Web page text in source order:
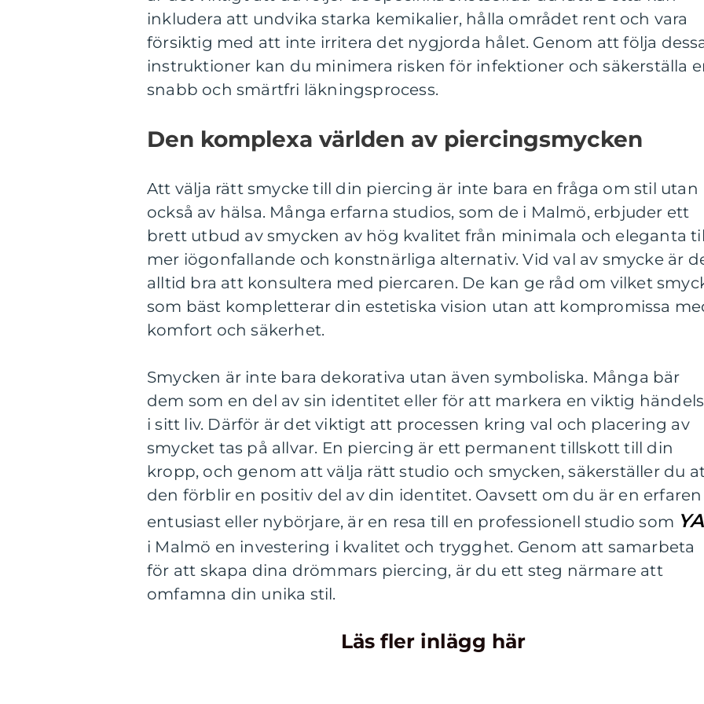
inkludera att undvika starka kemikalier, hålla området rent och vara
försiktig med att inte irritera det nygjorda hålet. Genom att följa
instruktioner kan du minimera risken för infektioner och säkerställa
snabb och smärtfri läkningsprocess.
Den komplexa världen av piercingsmycken
Att välja rätt smycke till din piercing är inte bara en fråga om stil utan
också av hälsa. Många erfarna studios, som de i Malmö, erbjuder ett
brett utbud av smycken av hög kvalitet från minimala och eleganta
mer iögonfallande och konstnärliga alternativ. Vid val av smycke är
alltid bra att konsultera med piercaren. De kan ge råd om vilket
som bäst kompletterar din estetiska vision utan att kompromissa
komfort och säkerhet.
Smycken är inte bara dekorativa utan även symboliska. Många bär
dem som en del av sin identitet eller för att markera en viktig
i sitt liv. Därför är det viktigt att processen kring val och placering av
smycket tas på allvar. En piercing är ett permanent tillskott till din
kropp, och genom att välja rätt studio och smycken, säkerställer du
den förblir en positiv del av din identitet. Oavsett om du är en erfaren
entusiast eller nybörjare, är en resa till en professionell studio som
i Malmö en investering i kvalitet och trygghet. Genom att samarbeta
för att skapa dina drömmars piercing, är du ett steg närmare att
omfamna din unika stil.
Läs fler inlägg här